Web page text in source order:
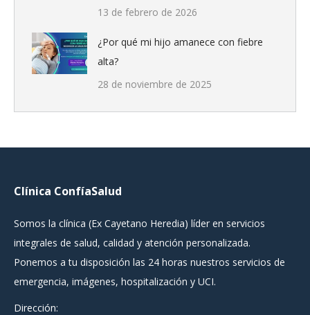
13 de febrero de 2026
¿Por qué mi hijo amanece con fiebre
alta?
28 de noviembre de 2025
Clínica ConfíaSalud
Somos la clínica (Ex Cayetano Heredia) líder en servicios
integrales de salud, calidad y atención personalizada.
Ponemos a tu disposición las 24 horas nuestros servicios de
emergencia, imágenes, hospitalización y UCI.
Dirección: